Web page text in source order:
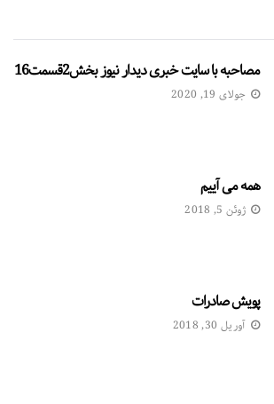
مصاحبه با سایت خبری دیدار نیوز بخش2قسمت16
جولای 19, 2020
همه می آییم
ژوئن 5, 2018
پویش صادرات
آوریل 30, 2018